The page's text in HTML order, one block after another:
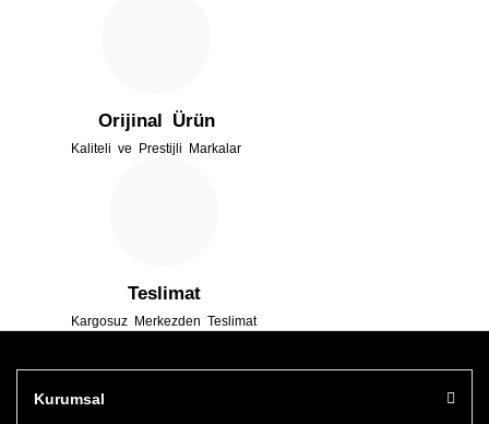
Orijinal Ürün
Kaliteli ve Prestijli Markalar
Teslimat
Kargosuz Merkezden Teslimat
Kurumsal